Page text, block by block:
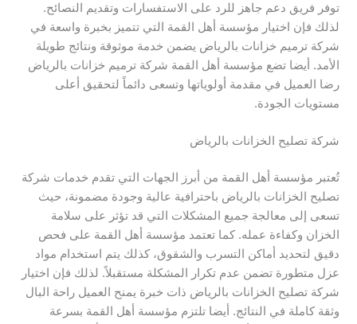
توفر فريق دعم جاهز للرد على الاستفسارات وتقديم النصائح.
لذلك فإن اختيار مؤسسة أهل القمة التي تتميز بخبرة واسعة في
شركة ترميم خزانات بالرياض يضمن خدمة موثوقة ونتائج طويلة
الأمد. أيضا تضع مؤسسة أهل القمة شركة ترميم خزانات بالرياض
رضا العميل في مقدمة أولوياتها وتسعى دائماً لتحقيق أعلى
مستويات الجودة.
شركة تصليح الخزانات بالرياض
تُعتبر مؤسسة أهل القمة من أبرز الجهات التي تقدم خدمات شركة
تصليح الخزانات بالرياض باحترافية عالية وجودة مضمونة، حيث
تسعى إلى معالجة جميع المشكلات التي قد تؤثر على سلامة
الخزان وكفاءة عمله. كما تعتمد مؤسسة أهل القمة على فحص
دقيق لتحديد أماكن التسرب والشقوق، كذلك يتم استخدام مواد
عزل متطورة تضمن عدم تكرار المشكلة مستقبلاً. لذلك فإن اختيار
شركة تصليح الخزانات بالرياض ذات خبرة يمنح العميل راحة البال
وثقة كاملة في النتائج. أيضا تلتزم مؤسسة أهل القمة بسرعة